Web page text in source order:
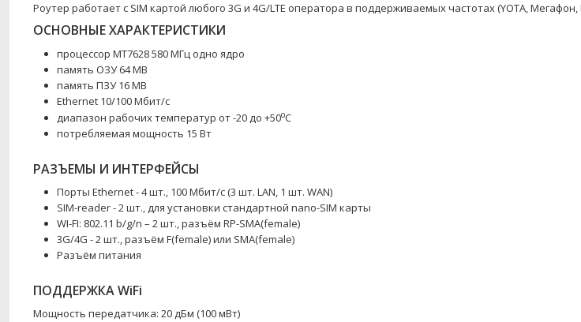
Роутер работает с SIM картой любого 3G и 4G/LTE оператора в поддерживаемых частотах (YOTA,
ОСНОВНЫЕ ХАРАКТЕРИСТИКИ
процессор MT7628 580 МГц одно ядро
память ОЗУ 64 MB
память ПЗУ 16 MB
Ethernet 10/100 Мбит/c
диапазон рабочих температур от -20 до +50оС
потребляемая мощность 15 Вт
РАЗЪЕМЫ И ИНТЕРФЕЙСЫ
Порты Ethernet - 4 шт., 100 Мбит/с (3 шт. LAN, 1 шт. WAN)
SIM-reader - 2 шт., для установки стандартной nano-SIM карты
WI-FI: 802.11 b/g/n – 2 шт., разъём RP-SMA(female)
3G/4G - 2 шт., разъём F(female) или SMA(female)
Разъём питания
ПОДДЕРЖКА WiFi
Мощность передатчика: 20 дБм (100 мВт)